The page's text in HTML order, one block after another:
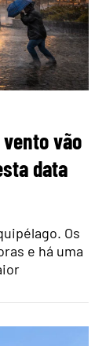
vão
data
Os
e há uma